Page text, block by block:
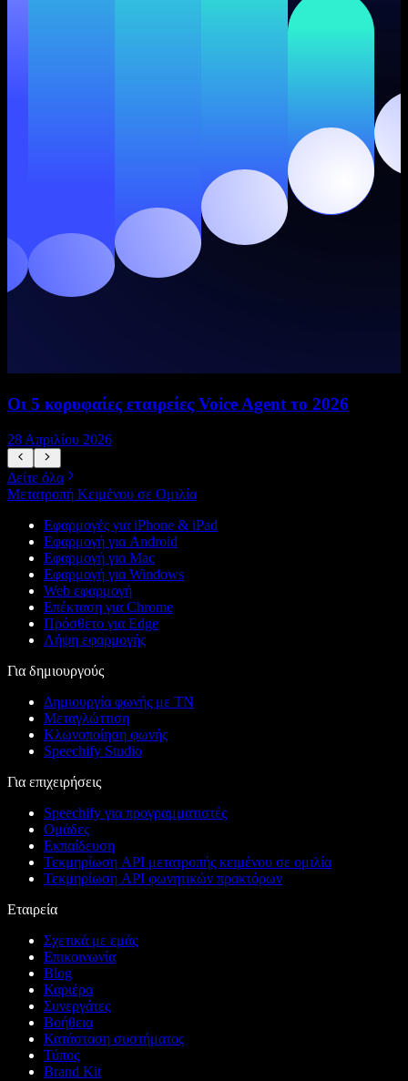
Οι 5 κορυφαίες εταιρείες Voice Agent το 2026
28 Απριλίου 2026
Δείτε όλα
Μετατροπή Κειμένου σε Ομιλία
Εφαρμογές για iPhone & iPad
Εφαρμογή για Android
Εφαρμογή για Mac
Εφαρμογή για Windows
Web εφαρμογή
Επέκταση για Chrome
Πρόσθετο για Edge
Λήψη εφαρμογής
Για δημιουργούς
Δημιουργία φωνής με ΤΝ
Μεταγλώττιση
Κλωνοποίηση φωνής
Speechify Studio
Για επιχειρήσεις
Speechify για προγραμματιστές
Ομάδες
Εκπαίδευση
Τεκμηρίωση API μετατροπής κειμένου σε ομιλία
Τεκμηρίωση API φωνητικών πρακτόρων
Εταιρεία
Σχετικά με εμάς
Επικοινωνία
Blog
Καριέρα
Συνεργάτες
Βοήθεια
Κατάσταση συστήματος
Τύπος
Brand Kit